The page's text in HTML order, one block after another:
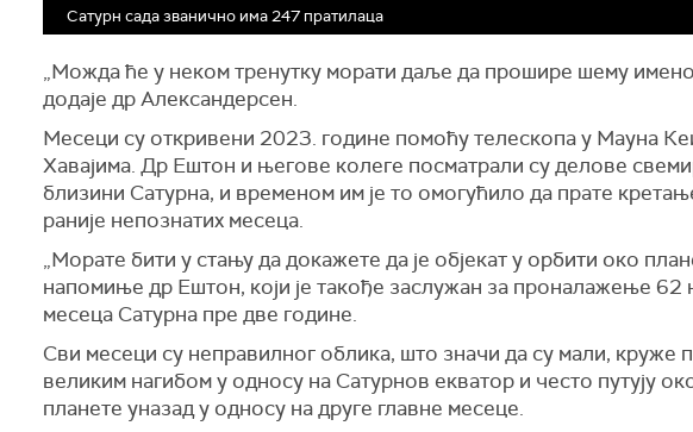
Сатурн сада званично има 247 пратилаца
„Можда ће у неком тренутку морати даље да прошире шему
додаје др Александерсен.
Месеци су откривени 2023. године помоћу телескопа у Мауна
Хавајима. Др Ештон и његове колеге посматрали су делове
близини Сатурна, и временом им је то омогућило да прате
раније непознатих месеца.
„Морате бити у стању да докажете да је објекат у орбити око
напомиње др Ештон, који је такође заслужан за проналажење 62
месеца Сатурна пре две године.
Сви месеци су неправилног облика, што значи да су мали, круже
великим нагибом у односу на Сатурнов екватор и често путују
планете уназад у односу на друге главне месеце.